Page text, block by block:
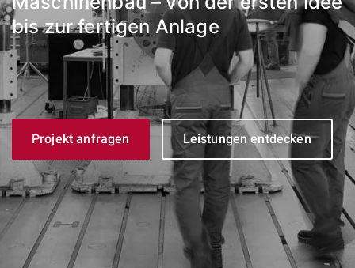
bis zur fertigen Anlage
Projekt anfragen Leistungen entdecken